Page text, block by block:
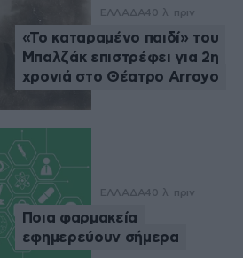
ΕΛΛΑΔΑ40 λ. πριν
«Το καταραμένο παιδί» του
Μπαλζάκ επιστρέφει για 2η
χρονιά στο Θέατρο Arroyo
ΕΛΛΑΔΑ40 λ. πριν
Ποια φαρμακεία
εφημερεύουν σήμερα